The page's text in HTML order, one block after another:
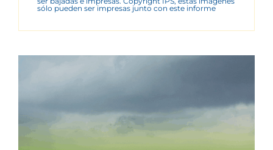
sólo pueden ser impresas junto con este informe